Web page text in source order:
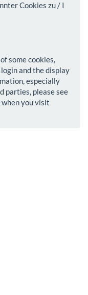
Cookies zu / I
some cookies,
and the display
especially
parties, please see
you visit